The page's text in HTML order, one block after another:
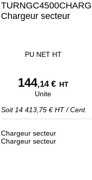
Chargeur secteur
PU NET HT
144,14 € HT
Unite
Soit 14 413,75 € HT/Cent
Chargeur secteur
Chargeur secteur